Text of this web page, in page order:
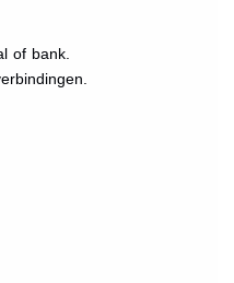
of bank.